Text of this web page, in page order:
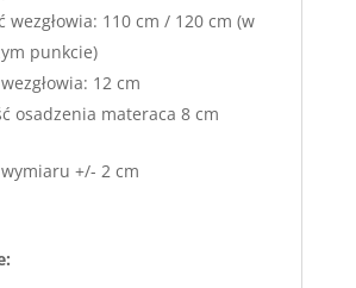
wezgłowia: 110 cm / 120 cm (w
punkcie)
12 cm
osadzenia materaca 8 cm
+/- 2 cm